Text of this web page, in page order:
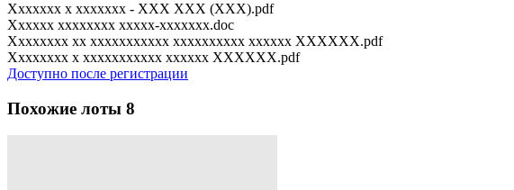
Xxxxxxx x xxxxxxx - XXX XXX (XXX).pdf
Xxxxxx xxxxxxxx xxxxx-xxxxxxx.doc
Xxxxxxxx xx xxxxxxxxxxx xxxxxxxxxx xxxxxx XXXXXX.pdf
Xxxxxxxx x xxxxxxxxxxx xxxxxx XXXXXX.pdf
Доступно после регистрации
Похожие лоты 8